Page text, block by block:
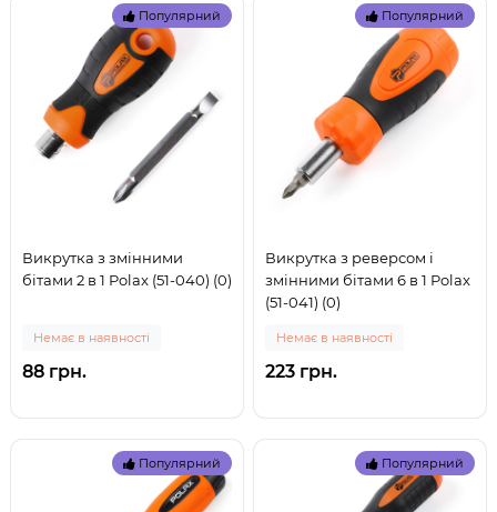
Популярний
Викрутка з змінними
бітами 2 в 1 Polax (51-040) (0)
Немає в наявності
88 грн.
Популярний
Викрутка з реверсом і
змінними бітами 6 в 1 Polax
(51-041) (0)
Немає в наявності
223 грн.
Популярний Популярний